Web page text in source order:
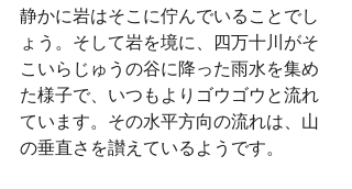
静かに岩はそこに佇んでいることでし
ょう。そして岩を境に、四万十川がそ
こいらじゅうの谷に降った雨水を集め
た様子で、いつもよりゴウゴウと流れ
ています。その水平方向の流れは、山
の垂直さを讃えているようです。